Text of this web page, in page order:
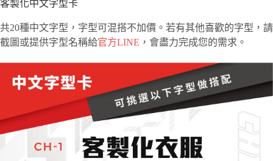
客製化中文字型卡
共20種中文字型，字型可混搭不加價。若有其他喜歡的字型，請
截圖或提供字型名稱給官方LINE ，會盡力完成您的需求。